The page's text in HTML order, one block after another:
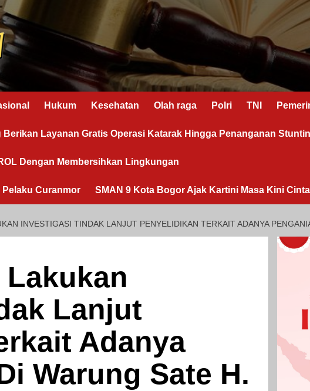
Hukum Kesehatan Olah raga Polri TNI
Layanan Gratis Operasi Katarak Hingga Penanganan
Dengan Membersihkan Lingkungan
Curanmor SMAN 9 Kota Bogor Ajak Kartini Masa Kini
INVESTIGASI TINDAK LANJUT PENYELIDIKAN TERKAIT ADANYA
Lanjut
Adanya
Warung Sate H.